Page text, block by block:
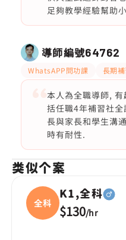
足夠教學經驗幫助
導師編號64762
WhatsAPP問功課 長期補
本人為全職導師,
括任職4年補習社
長與家長和學生溝
時有耐性.
类似个案
全科
K1,全科
$130/hr